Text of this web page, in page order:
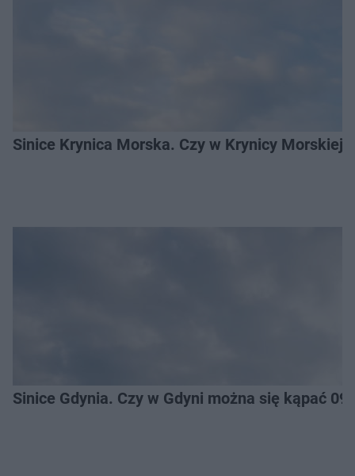
Sinice Krynica Morska. Czy w Krynicy Morskiej
Sinice Gdynia. Czy w Gdyni można się kąpać